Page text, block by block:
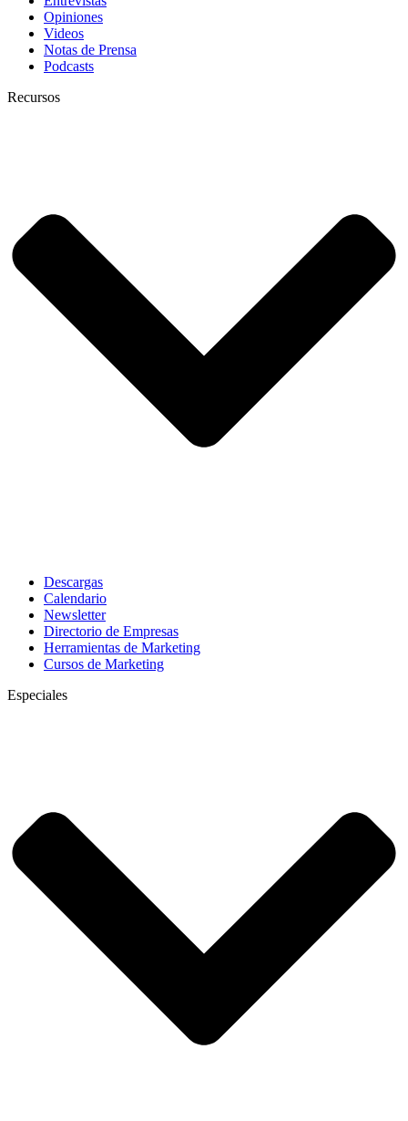
Opiniones
Videos
Notas de Prensa
Podcasts
Recursos
Descargas
Calendario
Newsletter
Directorio de Empresas
Herramientas de Marketing
Cursos de Marketing
Especiales